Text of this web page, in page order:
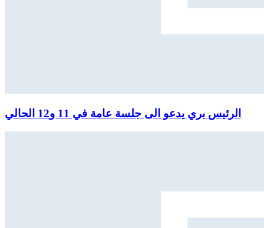
الرئيس بري يدعو الى جلسة عامة في 11 و12 الحالي